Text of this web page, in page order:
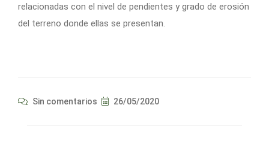
relacionadas con el nivel de pendientes y grado de erosión
del terreno donde ellas se presentan.
Sin comentarios 26/05/2020